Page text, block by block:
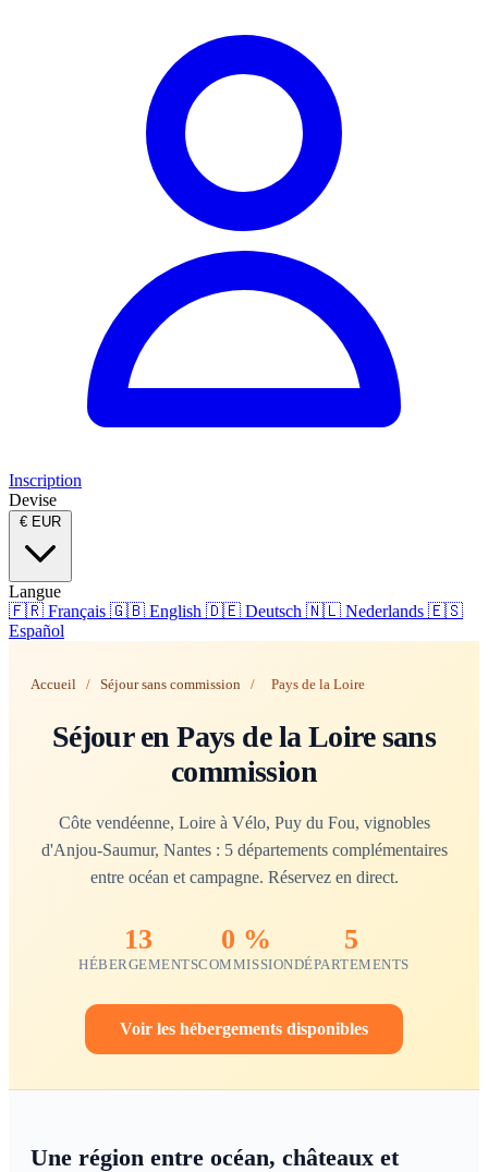
Inscription
Devise
€ EUR
Langue
🇫🇷 Français 🇬🇧 English 🇩🇪 Deutsch 🇳🇱 Nederlands 🇪🇸
Español
Accueil / Séjour sans commission / Pays de la Loire
Séjour en Pays de la Loire sans
commission
Côte vendéenne, Loire à Vélo, Puy du Fou, vignobles
d'Anjou-Saumur, Nantes : 5 départements complémentaires
entre océan et campagne. Réservez en direct.
13
HÉBERGEMENTS
0 %
COMMISSION
5
DÉPARTEMENTS
Voir les hébergements disponibles
Une région entre océan, châteaux et